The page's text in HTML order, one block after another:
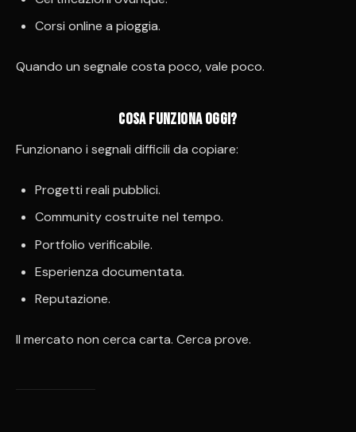
Corsi online a pioggia.
Quando un segnale costa poco, vale poco.
Cosa funziona oggi?
Funzionano i segnali difficili da copiare:
Progetti reali pubblici.
Community costruite nel tempo.
Portfolio verificabile.
Esperienza documentata.
Reputazione.
Il mercato non cerca carta. Cerca prove.